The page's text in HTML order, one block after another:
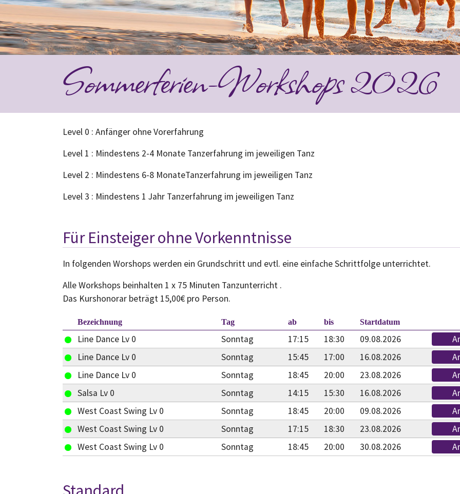
Sommerferien-Workshops 2026
Level 0 : Anfänger ohne Vorerfahrung
Level 1 : Mindestens 2-4 Monate Tanzerfahrung im jeweiligen Tanz
Level 2 : Mindestens 6-8 MonateTanzerfahrung im jeweiligen Tanz
Level 3 : Mindestens 1 Jahr Tanzerfahrung im jeweiligen Tanz
Für Einsteiger ohne Vorkenntnisse
In folgenden Worshops werden ein Grundschritt und evtl. eine einfache Schrittfolge unterrichtet.
Alle Workshops beinhalten 1 x 75 Minuten Tanzunterricht .
Das Kurshonorar beträgt 15,00€ pro Person.
Bezeichnung Tag ab bis Startdatum
Line Dance Lv 0 Sonntag 17:15 18:30 09.08.2026
Line Dance Lv 0
Sonntag 15:45 17:00 16.08.2026
Line Dance Lv 0
Sonntag 18:45 20:00 23.08.2026
Salsa Lv 0
Sonntag 14:15 15:30 16.08.2026
West Coast Swing Lv 0
Sonntag 18:45 20:00 09.08.2026
West Coast Swing Lv 0
Sonntag 17:15 18:30 23.08.2026
West Coast Swing Lv 0
Sonntag 18:45 20:00 30.08.2026